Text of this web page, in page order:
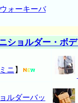
ォーキーバ
ショルダー・ボ
ニ 】
ルダーバッ